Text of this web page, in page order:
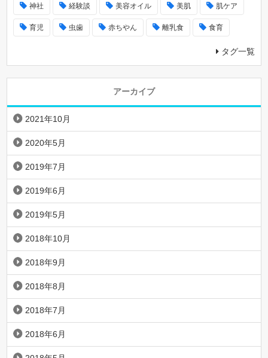
神社 経験談 美容オイル 美肌 肌ケア
育児 虫歯 赤ちやん 離乳食 食育
タグ一覧
アーカイブ
2021年10月
2020年5月
2019年7月
2019年6月
2019年5月
2018年10月
2018年9月
2018年8月
2018年7月
2018年6月